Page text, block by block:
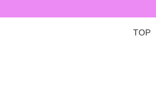
TOP